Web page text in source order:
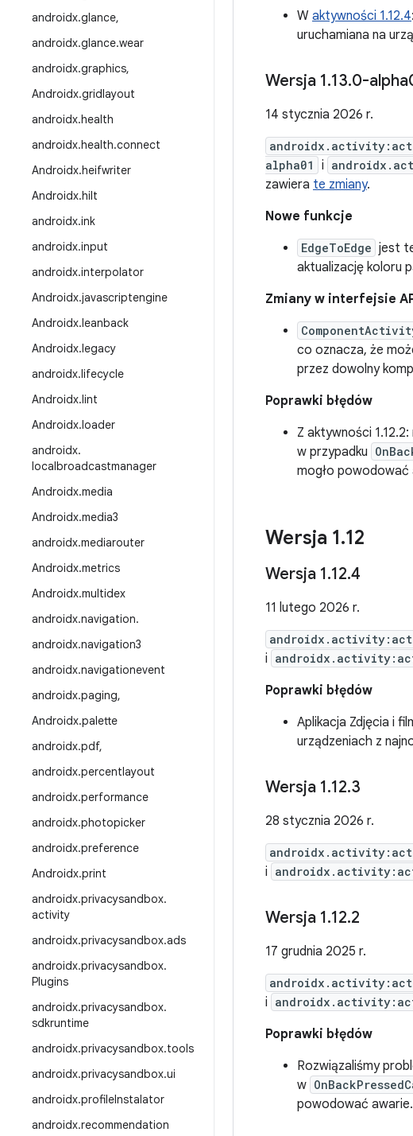
androidx.glance,
androidx.glance.wear
androidx.graphics,
Androidx.gridlayout
androidx.health
androidx.health.connect
Androidx.heifwriter
Androidx.hilt
androidx.ink
androidx.input
androidx.interpolator
Androidx.javascriptengine
Androidx.leanback
Androidx.legacy
androidx.lifecycle
Androidx.lint
Androidx.loader
androidx.
localbroadcastmanager
Androidx.media
Androidx.media3
androidx.mediarouter
Androidx.metrics
Androidx.multidex
androidx.navigation.
androidx.navigation3
androidx.navigationevent
androidx.paging,
Androidx.palette
androidx.pdf,
androidx.percentlayout
androidx.performance
androidx.photopicker
androidx.preference
Androidx.print
androidx.privacysandbox.
activity
androidx.privacysandbox.ads
androidx.privacysandbox.
Plugins
androidx.privacysandbox.
sdkruntime
androidx.privacysandbox.tools
androidx.privacysandbox.ui
androidx.profileInstalator
androidx.recommendation
W aktywności 1.12.4
uruchamiana na
Wersja 1.13.0-
14 stycznia 2026 r.
alpha01
i
zawiera te zmiany.
Nowe funkcje
EdgeToEdge jest
aktualizację koloru
Zmiany w interfejsie
co oznacza, że
przez dowolny
Poprawki błędów
Z aktywności
w przypadku
mogło powodować
Wersja 1.12
Wersja 1.12.4
11 lutego 2026 r.
i
Poprawki błędów
Aplikacja Zdjęcia i
urządzeniach z
Wersja 1.12.3
28 stycznia 2026 r.
i
Wersja 1.12.2
17 grudnia 2025 r.
i
Poprawki błędów
Rozwiązaliśmy
w
powodować